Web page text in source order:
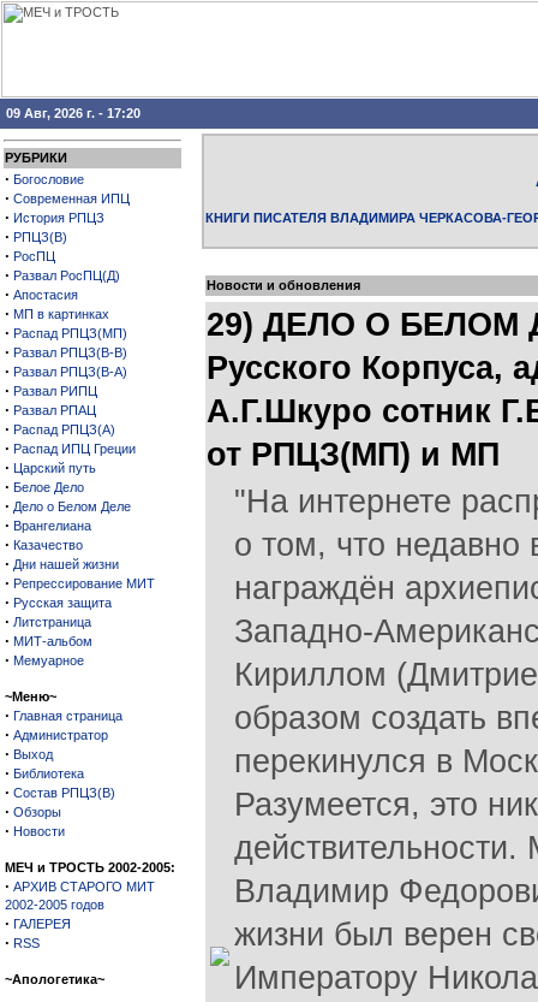
09 Авг, 2026 г. - 17:20
РУБРИКИ
· Богословие
· Современная ИПЦ
· История РПЦЗ
· РПЦЗ(В)
· РосПЦ
· Развал РосПЦ(Д)
· Апостасия
· МП в картинках
· Распад РПЦЗ(МП)
· Развал РПЦЗ(В-В)
· Развал РПЦЗ(В-А)
· Развал РИПЦ
· Развал РПАЦ
· Распад РПЦЗ(А)
· Распад ИПЦ Греции
· Царский путь
· Белое Дело
· Дело о Белом Деле
· Врангелиана
· Казачество
· Дни нашей жизни
· Репрессирование МИТ
· Русская защита
· Литстраница
· МИТ-альбом
· Мемуарное
~Меню~
· Главная страница
· Администратор
· Выход
· Библиотека
· Состав РПЦЗ(В)
· Обзоры
· Новости
МЕЧ и ТРОСТЬ 2002-2005:
· АРХИВ СТАРОГО МИТ
2002-2005 годов
· ГАЛЕРЕЯ
· RSS
~Апологетика~
КНИГИ ПИСАТЕЛЯ ВЛАДИМИРА ЧЕРКАСОВА-
Новости и обновления
29) ДЕЛО О БЕЛОМ
Русского Корпуса,
А.Г.Шкуро сотник
от РПЦЗ(МП) и МП
"На интернете
о том, что
награждён
Западно-
Кириллом
образом создать
перекинулся в
Разумеется, это
Владимир
жизни был верен
Императору